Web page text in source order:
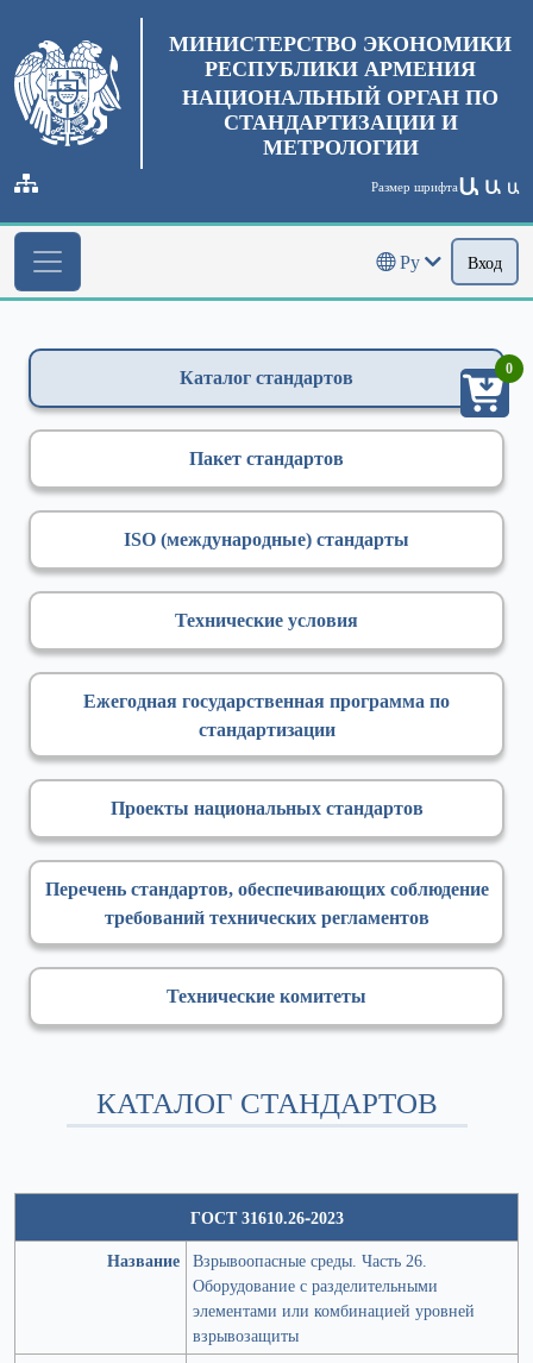
МИНИСТЕРСТВО ЭКОНОМИКИ
РЕСПУБЛИКИ АРМЕНИЯ
НАЦИОНАЛЬНЫЙ ОРГАН ПО
СТАНДАРТИЗАЦИИ И
МЕТРОЛОГИИ
Размер шрифтаԱ Ա Ա
Ру Вход
Каталог стандартов
Пакет стандартов
ISO (международные) стандарты
Технические условия
Ежегодная государственная программа по
стандартизации
Проекты национальных стандартов
Перечень стандартов, обеспечивающих соблюдение
требований технических регламентов
Технические комитеты
КАТАЛОГ СТАНДАРТОВ
ГОСТ 31610.26-2023
Название Взрывоопасные среды. Часть 26.
Оборудование с разделительными
элементами или комбинацией уровней
взрывозащиты
0